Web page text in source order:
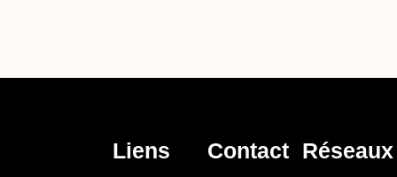
Liens Contact Réseaux